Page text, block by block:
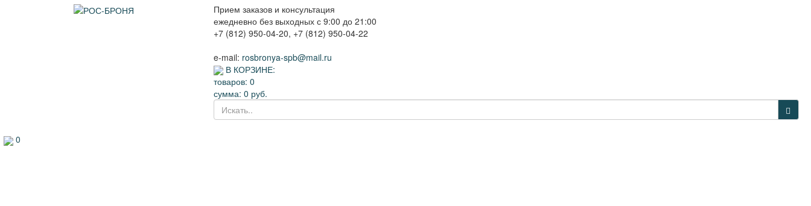
Прием заказов и консультация
ежедневно без выходных с 9:00 до 21:00
+7 (812) 950-04-20, +7 (812) 950-04-22
e-mail: rosbronya-spb@mail.ru
В КОРЗИНЕ:
товаров: 0
сумма: 0 руб.
0